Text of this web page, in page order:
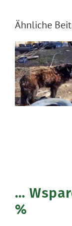
Ähnliche
…
%